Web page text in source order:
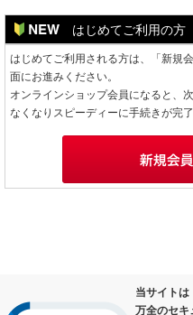
はじめてご利用の方
はじめてご利用される方は、「新規
面にお進みください。
オンラインショップ会員になると、
なくなりスピーディーに手続きが完了
当サイトは
万全のセキ